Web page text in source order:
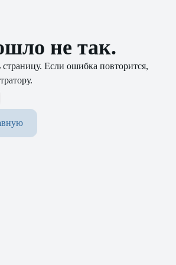
не так.
Если ошибка повторится,